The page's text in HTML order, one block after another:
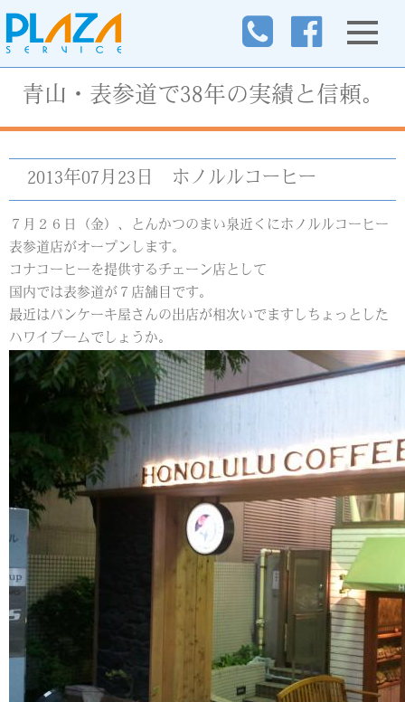
青山・表参道で38年の実績と信頼。
2013年07月23日 ホノルルコーヒー
７月２６日（金）、とんかつのまい泉近くにホノルルコーヒー
表参道店がオープンします。
コナコーヒーを提供するチェーン店として
国内では表参道が７店舗目です。
最近はパンケーキ屋さんの出店が相次いでますしちょっとした
ハワイブームでしょうか。